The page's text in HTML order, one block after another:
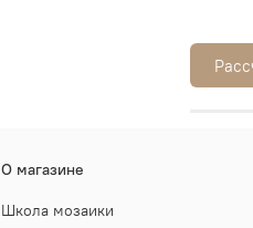
О магазине
Школа мозаики